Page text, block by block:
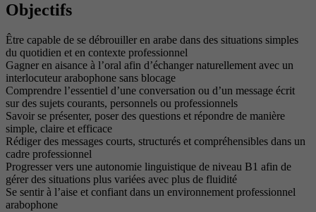
Objectifs
Être capable de se débrouiller en arabe dans des situations simples
du quotidien et en contexte professionnel
Gagner en aisance à l’oral afin d’échanger naturellement avec un
interlocuteur arabophone sans blocage
Comprendre l’essentiel d’une conversation ou d’un message écrit
sur des sujets courants, personnels ou professionnels
Savoir se présenter, poser des questions et répondre de manière
simple, claire et efficace
Rédiger des messages courts, structurés et compréhensibles dans un
cadre professionnel
Progresser vers une autonomie linguistique de niveau B1 afin de
gérer des situations plus variées avec plus de fluidité
Se sentir à l’aise et confiant dans un environnement professionnel
arabophone